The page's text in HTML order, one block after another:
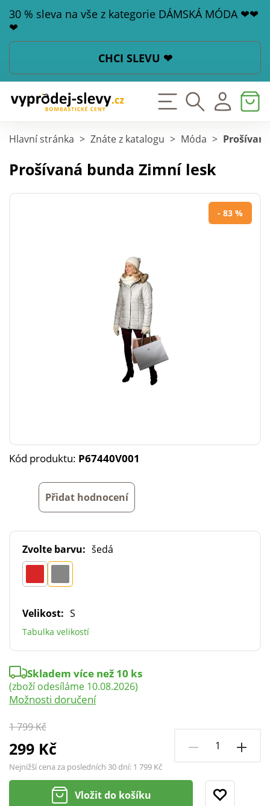
30 % sleva na vše z kategorie DÁMSKÁ MÓDA ❤❤
❤
CHCI SLEVU ❤
Hlavní stránka > Znáte z katalogu > Móda >
Prošívaná bunda Zimní lesk
- 83 %
Kód produktu: P67440V001
Přidat hodnocení
Zvolte barvu: šedá
Velikost: S
Tabulka velikostí
1 799 Kč
299 Kč
Nejnižší cena za posledních 30 dní: 1 799 Kč
Skladem více než 10 ks
(zboží odesíláme 10.08.2026)
Možnosti doručení
Vložit do košíku